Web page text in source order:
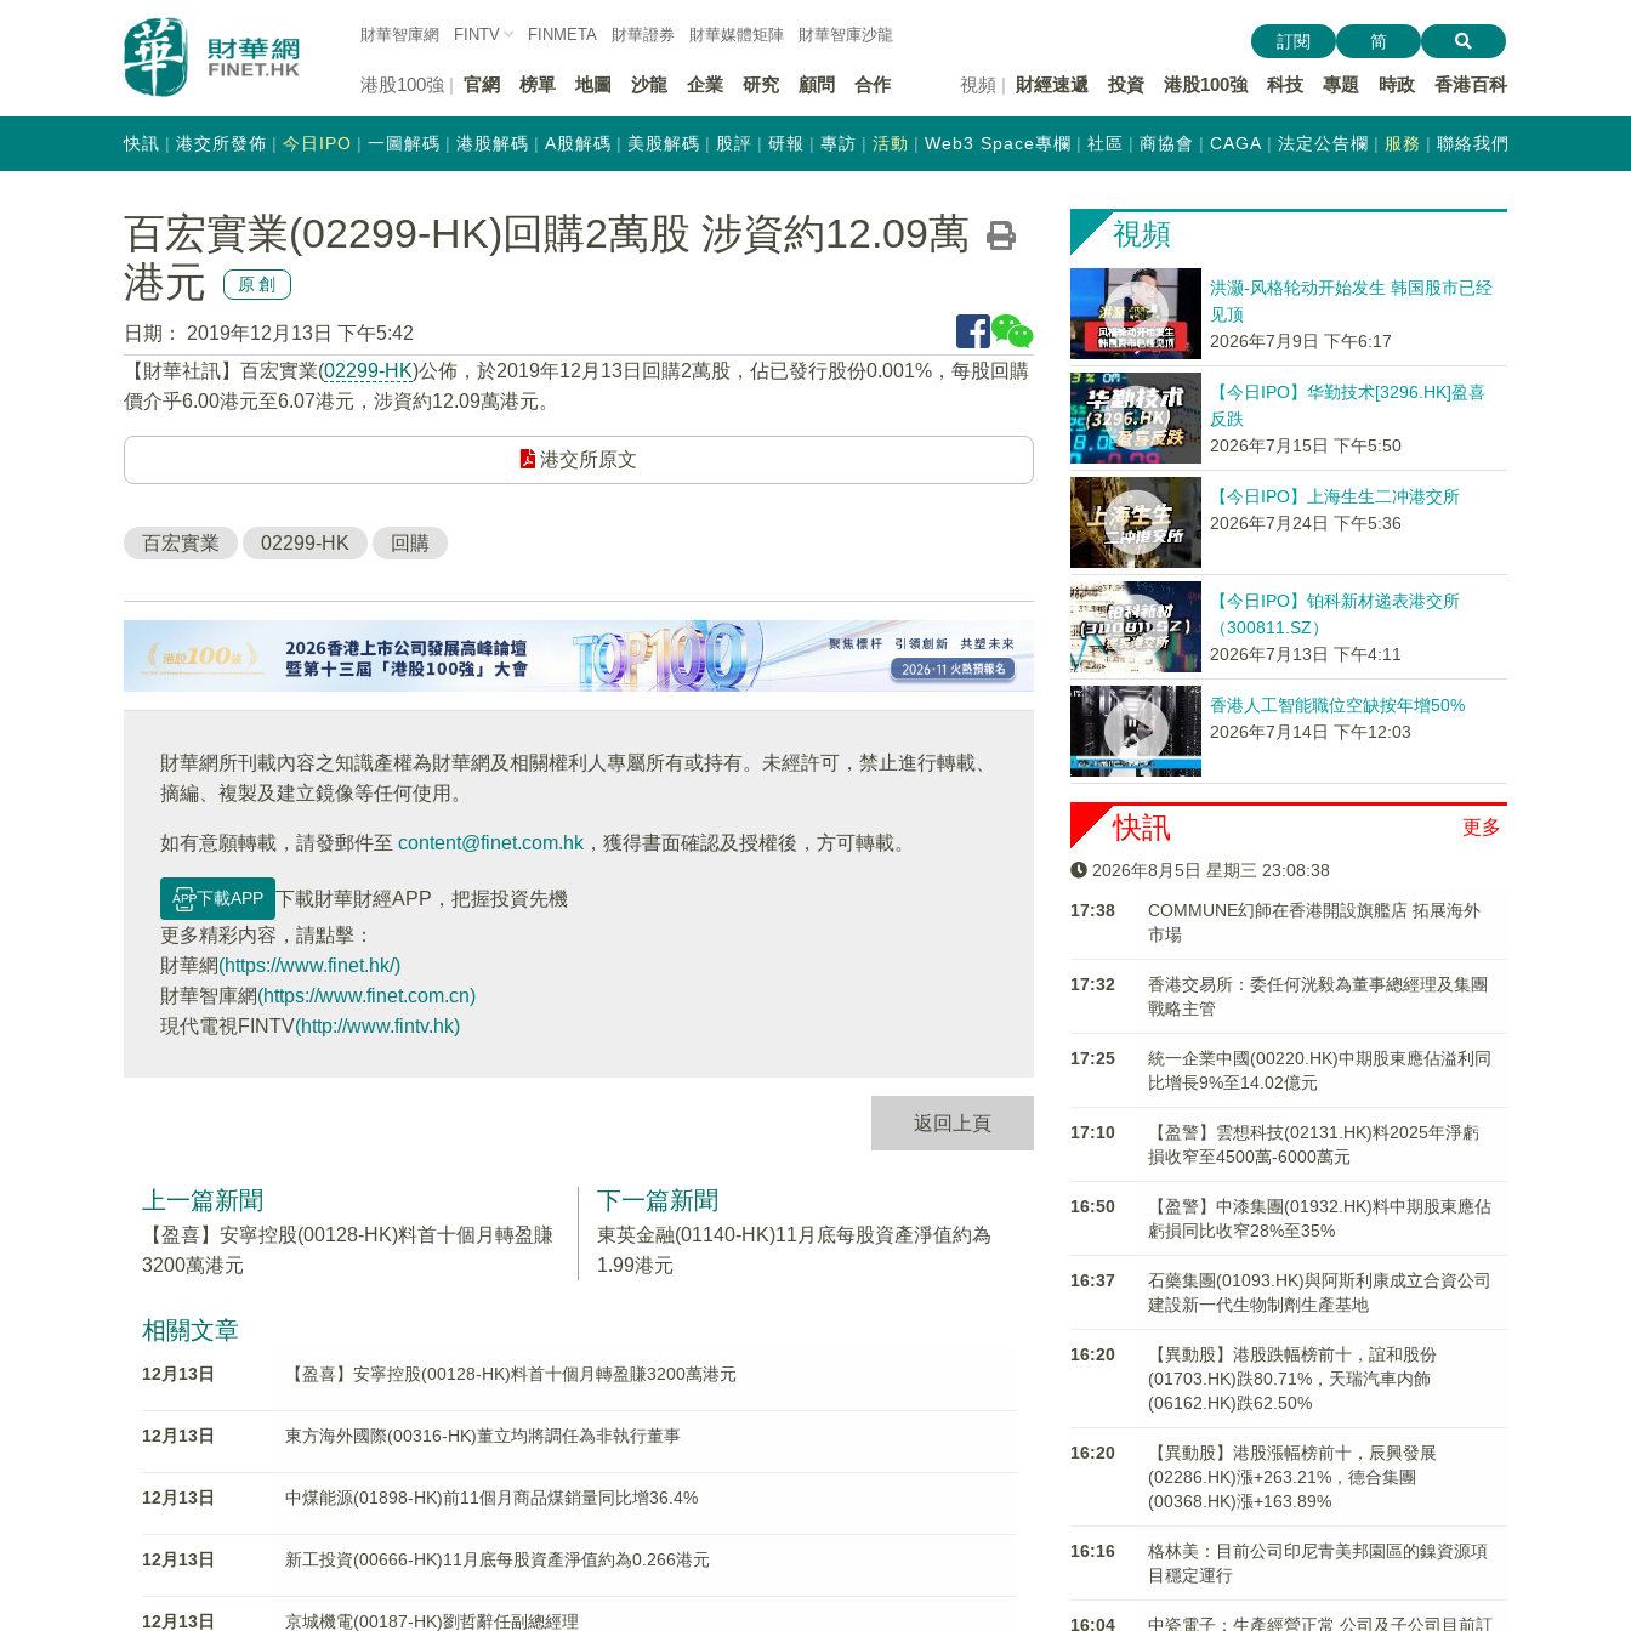
財華智庫網 FINTV FINMETA 財華證券 財華媒體矩陣 財華智庫沙龍
港股100強 官網 榜單 地圖 沙龍 企業 研究 顧問 合作 視頻 財經速遞 投資 港股100強 科技 專題 時政 香港百科
訂閱 简
快訊 港交所發佈 今日IPO 一圖解碼 港股解碼 A股解碼 美股解碼 股評 研報 專訪 活動 Web3 Space專欄 社區 商協會 CAGA 法定公告欄 服務 聯絡我們
百宏實業(02299-HK)回購2萬股 涉資約12.09萬
港元
原創
日期：
2019年12月13日 下午5:42
【財華社訊】百宏實業(02299-HK)公佈，於2019年12月13日回購2萬股，佔已發行股份0.001%，每股回購
價介乎6.00港元至6.07港元，涉資約12.09萬港元。
港交所原文
百宏實業 02299-HK 回購
財華網所刊載內容之知識產權為財華網及相關權利人專屬所有或持有。未經許可，禁止進行轉載、
摘編、複製及建立鏡像等任何使用。
如有意願轉載，請發郵件至 content@finet.com.hk ，獲得書面確認及授權後，方可轉載。
下載APP
下載財華財經APP，把握投資先機
更多精彩内容，請點擊：
財華網(https://www.finet.hk/)
財華智庫網(https://www.finet.com.cn)
現代電視FINTV(http://www.fintv.hk)
返回上頁
上一篇新聞
【盈喜】安寧控股(00128-HK)料首十個月轉盈賺
3200萬港元
下一篇新聞
東英金融(01140-HK)11月底每股資產淨值約為
1.99港元
相關文章
12月13日 【盈喜】安寧控股(00128-HK)料首十個月轉盈賺3200萬港元
12月13日 東方海外國際(00316-HK)董立均將調任為非執行董事
12月13日 中煤能源(01898-HK)前11個月商品煤銷量同比增36.4%
12月13日 新工投資(00666-HK)11月底每股資產淨值約為0.266港元
12月13日 京城機電(00187-HK)劉哲辭任副總經理
視頻
洪灏-风格轮动开始发生 韩国股市已经
见顶
2026年7月9日 下午6:17
【今日IPO】华勤技术[3296.HK]盈喜
反跌
2026年7月15日 下午5:50
【今日IPO】上海生生二冲港交所
2026年7月24日 下午5:36
【今日IPO】铂科新材递表港交所
（300811.SZ）
2026年7月13日 下午4:11
香港人工智能職位空缺按年增50%
2026年7月14日 下午12:03
更多
快訊
2026年8月5日 星期三 23:08:38
17:38
COMMUNE幻師在香港開設旗艦店 拓展海外
市場
17:32
香港交易所：委任何洸毅為董事總經理及集團
戰略主管
17:25
統一企業中國(00220.HK)中期股東應佔溢利同
比增長9%至14.02億元
17:10
【盈警】雲想科技(02131.HK)料2025年淨虧
損收窄至4500萬-6000萬元
16:50
【盈警】中漆集團(01932.HK)料中期股東應佔
虧損同比收窄28%至35%
16:37
石藥集團(01093.HK)與阿斯利康成立合資公司
建設新一代生物制劑生產基地
16:20
【異動股】港股跌幅榜前十，誼和股份
(01703.HK)跌80.71%，天瑞汽車内飾
(06162.HK)跌62.50%
16:20
【異動股】港股漲幅榜前十，辰興發展
(02286.HK)漲+263.21%，德合集團
(00368.HK)漲+163.89%
16:16
格林美：目前公司印尼青美邦園區的鎳資源項
目穩定運行
16:04 中瓷電子：生產經營正常 公司及子公司目前訂